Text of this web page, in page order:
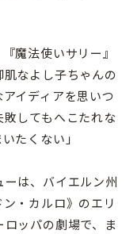
魔法使いサリー』
なよし子ちゃんの
イディアを思いつ
してもへこたれな
たくない」
は、バイエルン州
・カルロ》のエリ
ッパの劇場で、ま